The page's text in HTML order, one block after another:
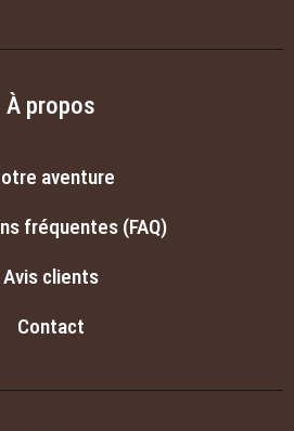
À propos
aventure
fréquentes (FAQ)
Avis clients
Contact